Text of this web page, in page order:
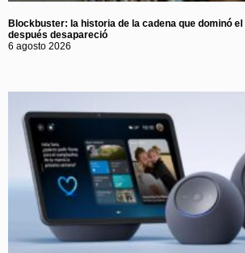
Blockbuster: la historia de la cadena que dominó
después desapareció
6 agosto 2026